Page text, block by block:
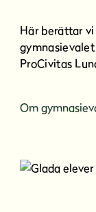
Här berättar
ProCivitas
Om